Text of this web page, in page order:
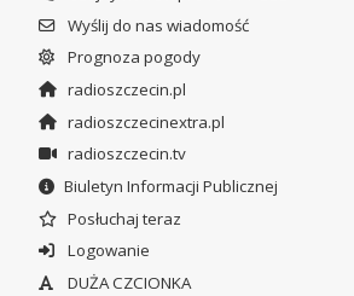
Wyślij do nas wiadomość
Prognoza pogody
radioszczecin.pl
radioszczecinextra.pl
radioszczecin.tv
Biuletyn Informacji Publicznej
Posłuchaj teraz
Logowanie
DUŻA CZCIONKA